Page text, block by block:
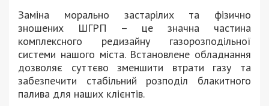
Заміна морально застарілих та фізично
зношених ШГРП – це значна частина
комплексного редизайну газорозподільної
системи нашого міста. Встановлене обладнання
дозволяє суттєво зменшити втрати газу та
забезпечити стабільний розподіл блакитного
палива для наших клієнтів.